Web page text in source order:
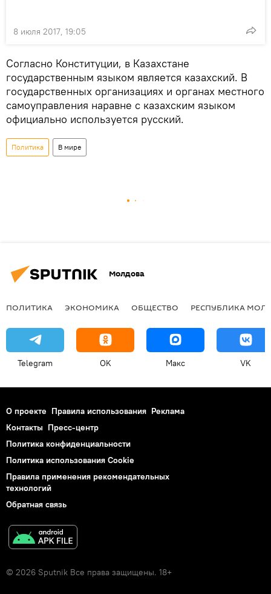
8 июля 2017, 19:05
Согласно Конституции, в Казахстане
государственным языком является казахский. В
государственных организациях и органах местного
самоуправления наравне с казахским языком
официально используется русский.
Политика В мире
Молдова
ПОЛИТИКА ЭКОНОМИКА ОБЩЕСТВО РЕСПУБЛИКА
Telegram OK Макс VK
О проекте Правила использования Реклама
Контакты Пресс-центр
Политика конфиденциальности
Политика использования Cookie
Правила применения рекомендательных
технологий
Обратная связь
© 2026 Sputnik Все права защищены. 18+